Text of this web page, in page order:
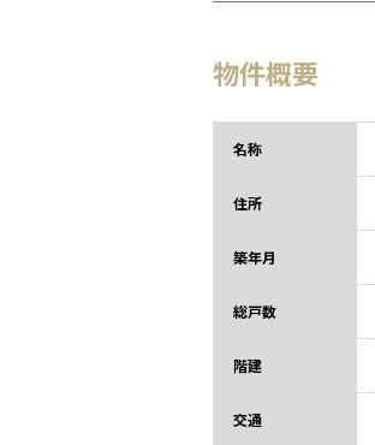
物件概要
名称
住所
築年月
総戸数
階建
交通